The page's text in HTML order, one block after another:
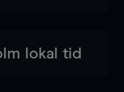
lokal tid